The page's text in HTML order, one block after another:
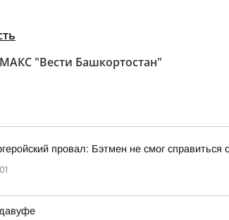
"Вести Башкортостан"
провал: Бэтмен не смог справиться